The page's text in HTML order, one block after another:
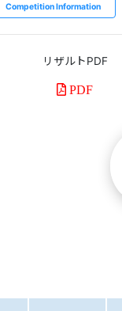
Competition Information
リザルトPDF
PDF